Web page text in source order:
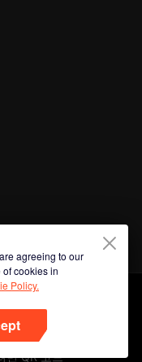
agreeing to our
cookies in
Policy.
면 QR 코드